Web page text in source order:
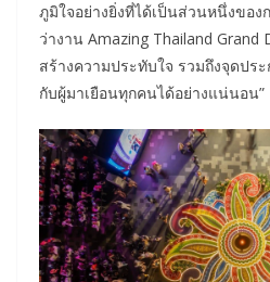
ภูมิใจอย่างยิ่งที่ได้เป็นส่วนหนึ่งขอ
ว่างาน Amazing Thailand Grand
สร้างความประทับใจ รวมถึงจุดปร
กับผู้มาเยือนทุกคนได้อย่างแน่นอน”